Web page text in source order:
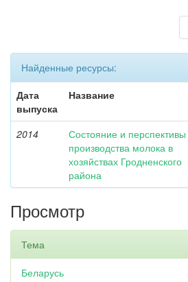
Найденные ресурсы:
Дата
выпуска
Название
2014
Состояние и перспективы
производства молока в
хозяйствах Гродненского
района
Просмотр
Тема
Беларусь